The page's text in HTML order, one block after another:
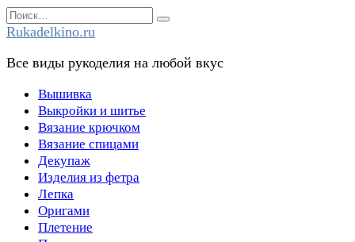
Перейти
к
Search
for:
Rukadelkino.ru
Все виды рукоделия на любой вкус
Вышивка
Выкройки и шитье
Вязание крючком
Вязание спицами
Декупаж
Изделия из фетра
Лепка
Оригами
Плетение